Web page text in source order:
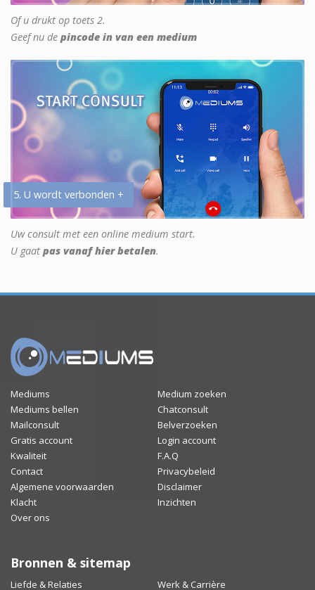
Of u drukt op toets 2.
Geef nu de pincode in van een medium
5. U wordt verbonden +
Uw consult met een online medium start.
U gaat pas vanaf hier betalen.
Mediums
Medium zoeken
Mediums bellen
Chatconsult
Mailconsult
Belverzoeken
Gratis account
Login account
Kwaliteit
F.A.Q
Contact
Privacybeleid
Algemene voorwaarden
Disclaimer
Klacht
Inzichten
Over ons
Bronnen & sitemap
Liefde & Relaties Werk & Carrière